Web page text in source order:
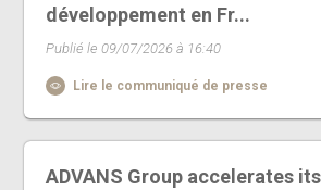
développement en Fr...
Publié le 09/07/2026 à 16:40
Lire le communiqué de presse
ADVANS Group accelerates